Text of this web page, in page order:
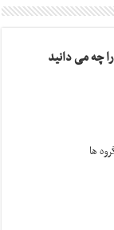
چه می دانید
ها